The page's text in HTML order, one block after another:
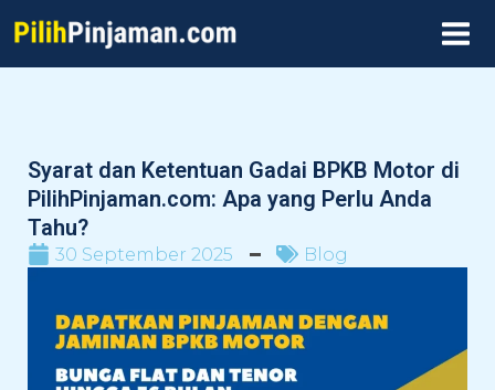
to
content
Syarat dan Ketentuan Gadai BPKB Motor di
PilihPinjaman.com: Apa yang Perlu Anda
Tahu?
30 September 2025 Blog